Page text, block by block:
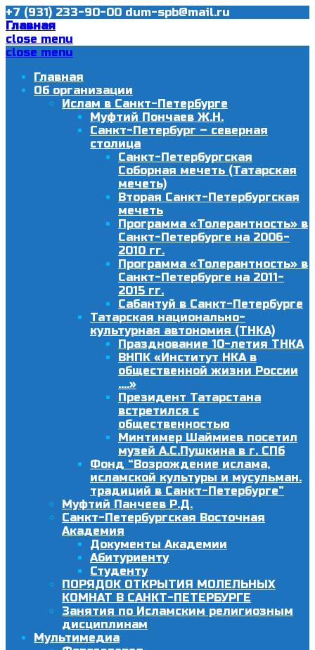
+7 (931) 233-90-00 dum-spb@mail.ru
Главная
close menu
close menu
Главная
Об организации
Ислам в Санкт-Петербурге
Муфтий Пончаев Ж.Н.
Санкт-Петербург – северная
столица
Санкт-Петербургская
Соборная мечеть (Татарская
мечеть)
Вторая Санкт-Петербургская
мечеть
Программа «Толерантность» в
Санкт-Петербурге на 2006-
2010 гг.
Программа «Толерантность» в
Санкт-Петербурге на 2011-
2015 гг.
Сабантуй в Санкт-Петербурге
Татарская национально-
культурная автономия (ТНКА)
Празднование 10-летия ТНКА
ВНПК «Институт НКА в
общественной жизни России
….»
Президент Татарстана
встретился с
общественностью
Минтимер Шаймиев посетил
музей А.С.Пушкина в г. СПб
Фонд “Возрождение ислама,
исламской культуры и мусульман.
традиций в Санкт-Петербурге”
Муфтий Панчеев Р.Д.
Санкт-Петербургская Восточная
Академия
Документы Академии
Абитуриенту
Студенту
ПОРЯДОК ОТКРЫТИЯ МОЛЕЛЬНЫХ
КОМНАТ В САНКТ-ПЕТЕРБУРГЕ
Занятия по Исламским религиозным
дисциплинам
Мультимедиа